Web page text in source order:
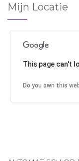
Mijn Locatie
This page can't
Do you own this